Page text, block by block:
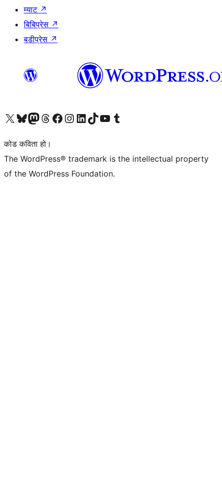
म्याट ↗
बिबिप्रेस ↗
बडीप्रेस ↗
हाम्रो X (पहिले ट्विटर) खातामा जानुहोस्
हाम्रो Bluesky खाता भ्रमण गर्नुहोस्
हाम्रो म्यास्टोडन खाता भ्रमण गर्नुहोस्
हाम्रो थ्रेड्स खातामा जानुहोस्
हाम्रो फेसबुक पेजमा जानुहोस्
हाम्रो इन्स्टाग्राम खातामा जानुहोस्
हाम्रो लिङ्क्डइन खातामा जानुहोस्
हाम्रो TikTok खाता भ्रमण गर्नुहोस्
हाम्रो युट्युब च्यानलमा जानुहोस्
हाम्रो टम्बलर खाता भ्रमण गर्नुहोस्
कोड कविता हो।
The WordPress® trademark is the intellectual property
of the WordPress Foundation.